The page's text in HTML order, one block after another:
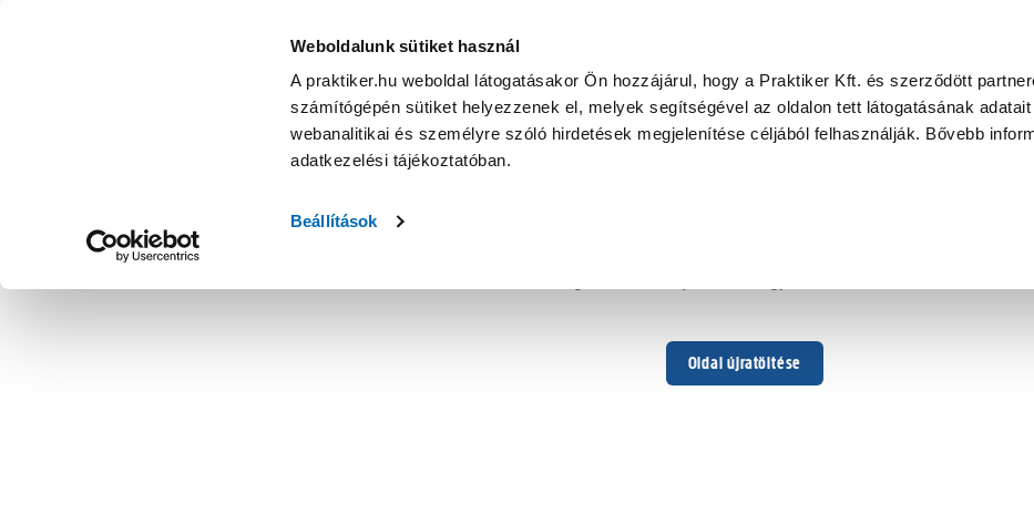
Weboldalunk sütiket használ
A praktiker.hu weboldal látogatásakor Ön hozzájárul, hogy a Praktiker Kft. és szerződött
számítógépén sütiket helyezzenek el, melyek segítségével az oldalon tett látogatásának adatait
webanalitikai és személyre szóló hirdetések megjelenítése céljából felhasználják. Bővebb
adatkezelési tájékoztatóban.
Beállítások
Oldal újratöltése